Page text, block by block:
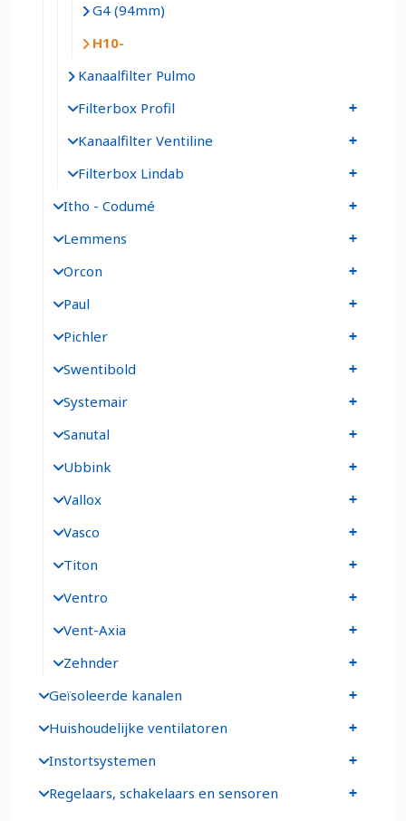
G4 (94mm)
H10
Kanaalfilter Pulmo
Filterbox Profil
Kanaalfilter Ventiline
Filterbox Lindab
Itho - Codumé
Lemmens
Orcon
Paul
Pichler
Swentibold
Systemair
Sanutal
Ubbink
Vallox
Vasco
Titon
Ventro
Vent-Axia
Zehnder
Geïsoleerde kanalen
Huishoudelijke ventilatoren
Instortsystemen
Regelaars, schakelaars en sensoren